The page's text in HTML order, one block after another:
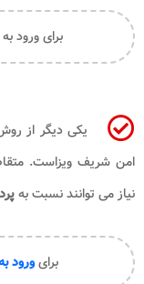
برای ورود به
یکی دیگر از
امن شریف ویزاست.
نیاز می توانند نسبت به
برایورود